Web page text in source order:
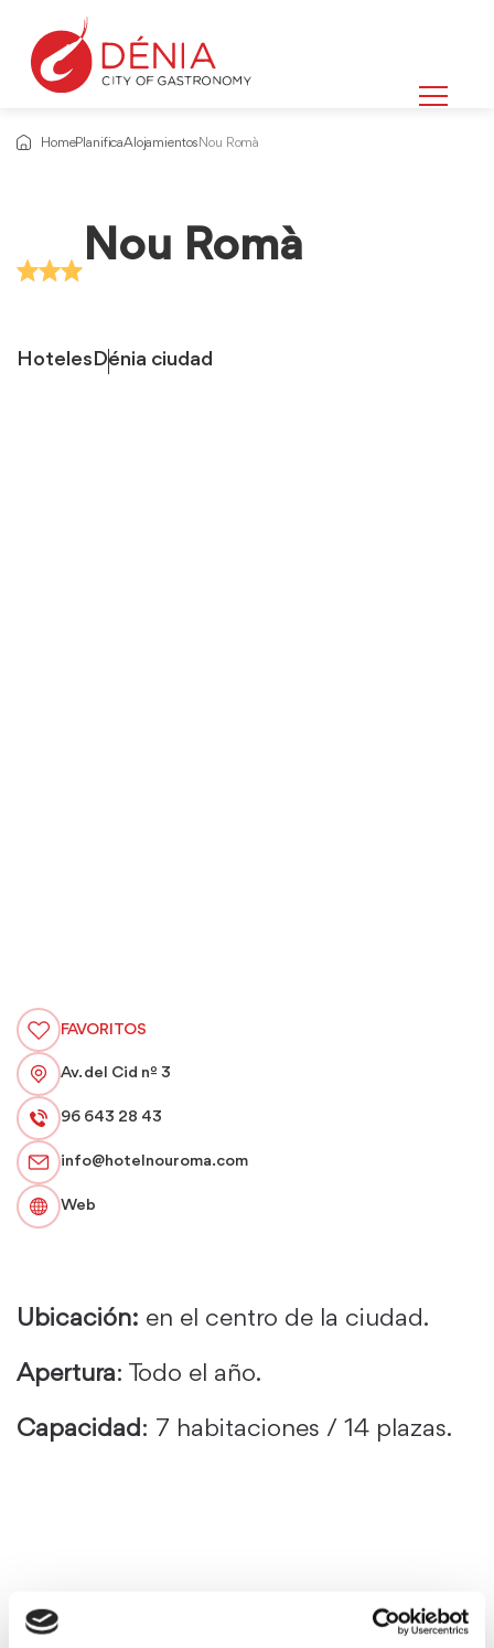
HomePlanificaAlojamientos Nou Romà
Nou Romà
HotelesDénia ciudad
FAVORITOS
Av. del Cid nº 3
96 643 28 43
info@hotelnouroma.com
Web
Ubicación: en el centro de la ciudad.
Apertura: Todo el año.
Capacidad: 7 habitaciones / 14 plazas.